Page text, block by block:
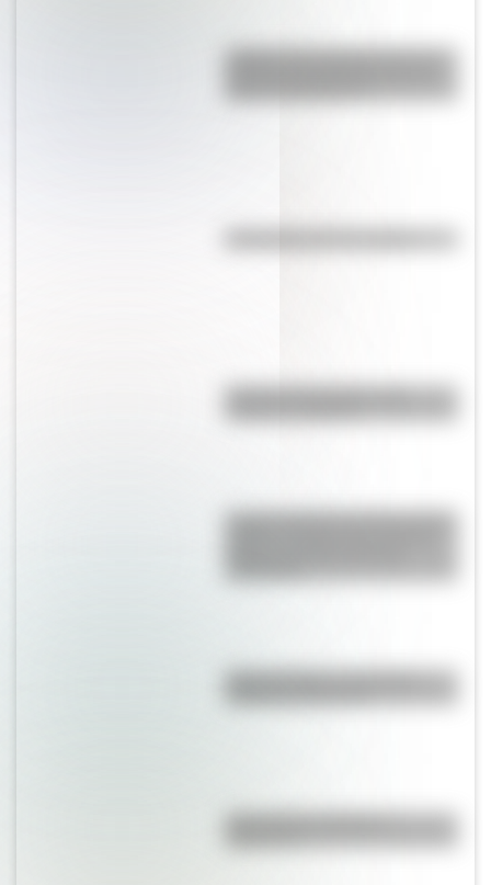
¿Sabías que Argentina tuvo la
Bandera de Ecuador para
colorear e imprimir
La gran hazaña del Cruce de los
Duda resuelta: ¿es el Truco